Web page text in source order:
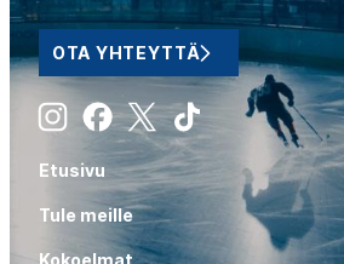
OTA YHTEYTTÄ
InstagramFacebook
X Tiktok
Etusivu
Tule meille